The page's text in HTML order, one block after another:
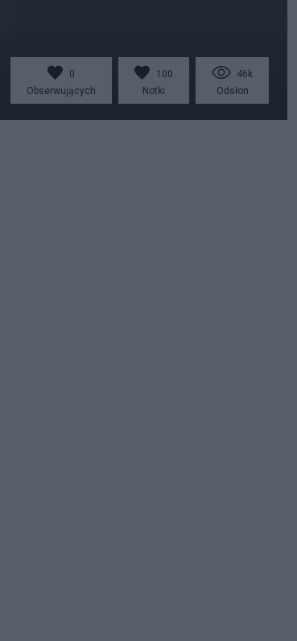
0
Obserwujących
100
Notki
46k
Odsłon